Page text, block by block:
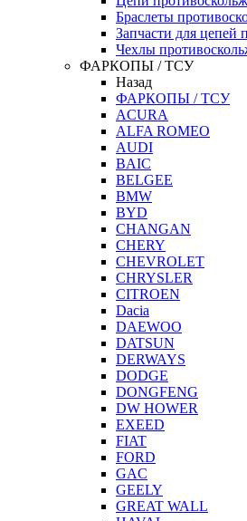
Браслеты
Запчасти для цепей
Чехлы
ФАРКОПЫ / ТСУ
Назад
ФАРКОПЫ / ТСУ
ACURA
ALFA ROMEO
AUDI
BAIC
BELGEE
BMW
BYD
CHANGAN
CHERY
CHEVROLET
CHRYSLER
CITROEN
Dacia
DAEWOO
DATSUN
DERWAYS
DODGE
DONGFENG
DW HOWER
EXEED
FIAT
FORD
GAC
GEELY
GREAT WALL